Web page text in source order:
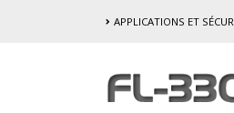
APPLICATIONS ET